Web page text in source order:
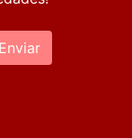
Enviar